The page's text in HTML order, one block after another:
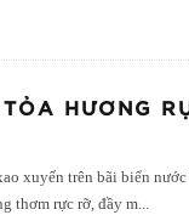
HƯƠNG
xuyến trên bãi biển
thơm rực rỡ, đầy m...